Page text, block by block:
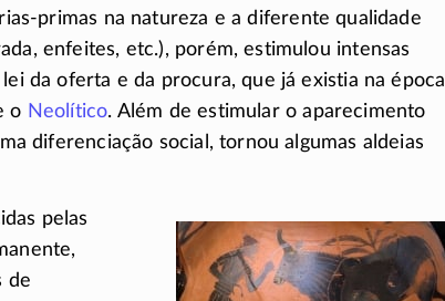
primas na natureza e a diferente qualidade
enfeites, etc.), porém, estimulou intensas
da oferta e da procura, que já existia na época
o Neolítico. Além de estimular o aparecimento
diferenciação social, tornou algumas aldeias
pelas
de